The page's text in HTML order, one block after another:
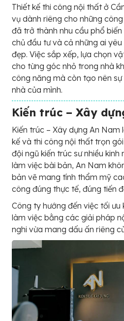
Thiết kế thi công nội thất ở
vụ dành riêng cho những
đã trở thành nhu cầu phổ
chủ đầu tư và cả những ai
đẹp. Việc sắp xếp, lựa chọn
cho từng góc nhỏ trong nhà
công năng mà còn tạo nên
nhà của mình.
Kiến trúc – Xây
Kiến trúc – Xây dựng An
kế và thi công nội thất trọn
đội ngũ kiến trúc sư nhiều
làm việc bài bản, An Nam
bản vẽ mang tính thẩm mỹ
công đúng thực tế, đúng tiến
Công ty hướng đến việc tối ưu
làm việc bằng các giải pháp
nghi vừa mang dấu ấn riêng